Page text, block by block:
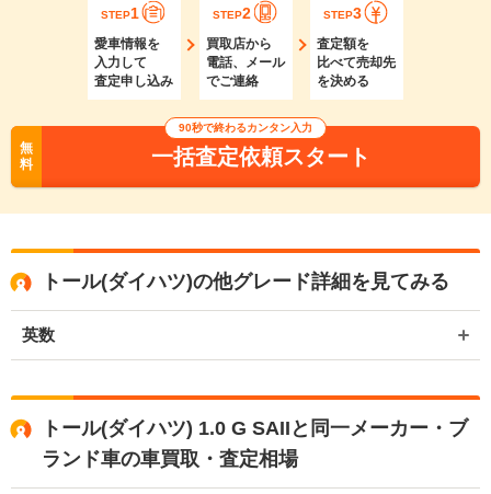
STEP1
愛車情報を
入力して
査定申し込み
STEP2
買取店から
電話、メール
でご連絡
STEP3
査定額を
比べて売却先
を決める
無
料
90秒で終わるカンタン入力
一括査定依頼スタート
トール(ダイハツ)の他グレード詳細を見てみる
英数
トール(ダイハツ) 1.0 G SAIIと同一メーカー・ブ
ランド車の車買取・査定相場